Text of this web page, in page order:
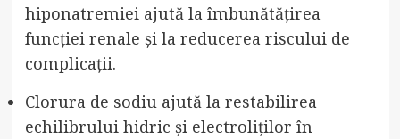
hiponatremiei ajută la îmbunătățirea
funcției renale și la reducerea riscului de
complicații.
Clorura de sodiu ajută la restabilirea
echilibrului hidric și electroliților în